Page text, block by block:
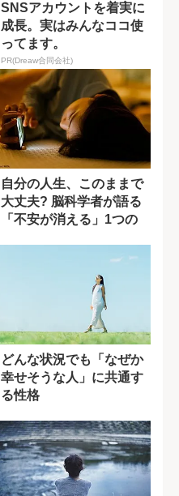
SNSアカウントを着実に
成長。実はみんなココ使
ってます。
PR(Dreaw合同会社)
自分の人生、このままで
大丈夫? 脳科学者が語る
「不安が消える」1つの
どんな状況でも「なぜか
幸せそうな人」に共通す
る性格